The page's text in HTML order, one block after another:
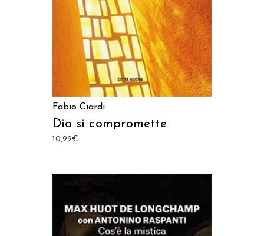
Fabio Ciardi
Dio si compromette
10,99€